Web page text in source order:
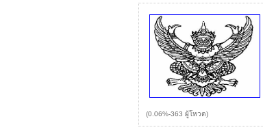
(0.06%-363 ผู้โหวต)